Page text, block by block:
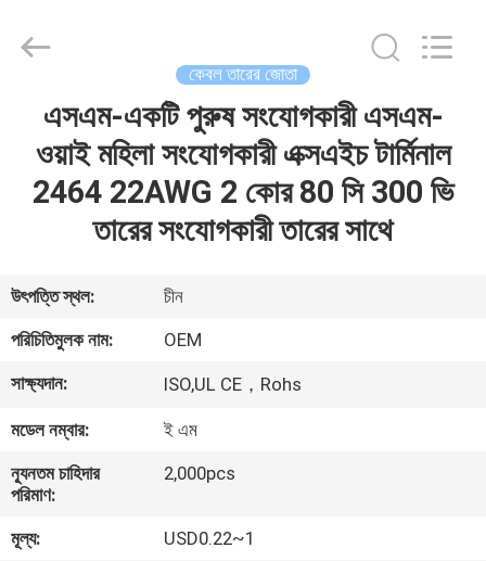
পণ্য
সম্পর্কে
ভ্রমণ
মান
নিয়ন্ত্রণ
সরবরাহকারী.
Copyright
highgain-
antenna.com.
Reserved.
কেবল তারের জোতা
এসএম-একটি পুরুষ সংযোগকারী এসএম-
ওয়াই মহিলা সংযোগকারী এক্সএইচ টার্মিনাল
2464 22AWG 2 কোর 80 সি 300 ভি
তারের সংযোগকারী তারের সাথে
উৎপত্তি স্থল:
চীন
পরিচিতিমুলক নাম:
OEM
সাক্ষ্যদান:
ISO,UL CE，Rohs
মডেল নম্বার:
ই এম
ন্যূনতম চাহিদার
পরিমাণ:
2,000pcs
মূল্য:
USD0.22~1